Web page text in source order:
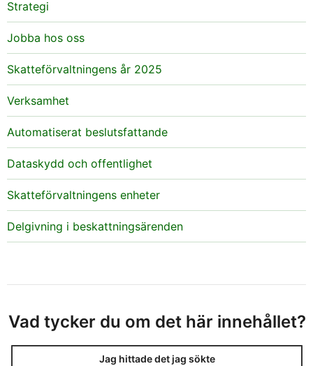
Strategi
Jobba hos oss
Skatteförvaltningens år 2025
Verksamhet
Automatiserat beslutsfattande
Dataskydd och offentlighet
Skatteförvaltningens enheter
Delgivning i beskattningsärenden
Vad tycker du om det här innehållet?
Jag hittade det jag sökte